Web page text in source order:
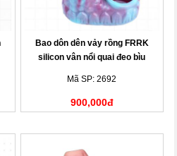
Bao dôn dên vảy rồng FRRK
silicon vân nổi quai đeo bìu
Mã SP: 2692
900,000đ